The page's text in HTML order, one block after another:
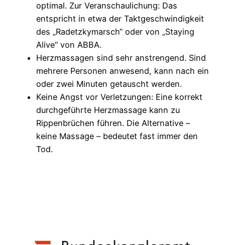
optimal. Zur Veranschaulichung: Das
entspricht in etwa der Taktgeschwindigkeit
des „Radetzkymarsch“ oder von „Staying
Alive“ von ABBA.
Herzmassagen sind sehr anstrengend. Sind
mehrere Personen anwesend, kann nach ein
oder zwei Minuten getauscht werden.
Keine Angst vor Verletzungen: Eine korrekt
durchgeführte Herzmassage kann zu
Rippenbrüchen führen. Die Alternative –
keine Massage – bedeutet fast immer den
Tod.